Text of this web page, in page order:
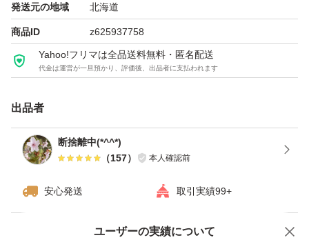
発送元の地域 北海道
商品ID z625937758
Yahoo!フリマは全品送料無料・匿名配送
代金は運営が一旦預かり、評価後、出品者に支払われます
出品者
断捨離中(*^^*)
（157） 本人確認前
安心発送 取引実績99+
ユーザーの実績について
価格の相談 商品への質問